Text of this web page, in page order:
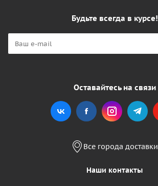
Будьте всегда в курсе!
Оставайтесь на связи
Все города доставки
Наши контакты